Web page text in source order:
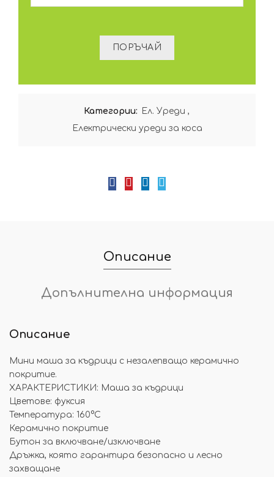
Категории: Ел. Уреди ,
Електрически уреди за коса
Описание
Допълнителна информация
Описание
Мини маша за къдрици с незалепващо керамично
покритие.
ХАРАКТЕРИСТИКИ: Маша за къдрици
Цветове: фуксия
Температура: 160°C
Керамично покритие
Бутон за включване/изключване
Дръжка, която гарантира безопасно и лесно
захващане